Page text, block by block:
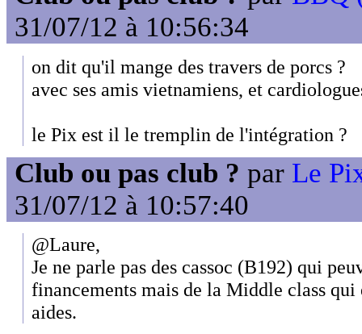
31/07/12 à 10:56:34
on dit qu'il mange des travers de porcs ?
avec ses amis vietnamiens, et
le Pix est il le tremplin de l'intégration ?
Club ou pas club ? par Le
31/07/12 à 10:57:40
@Laure,
Je ne parle pas des cassoc (B192) qui
financements mais de la Middle class
aides.